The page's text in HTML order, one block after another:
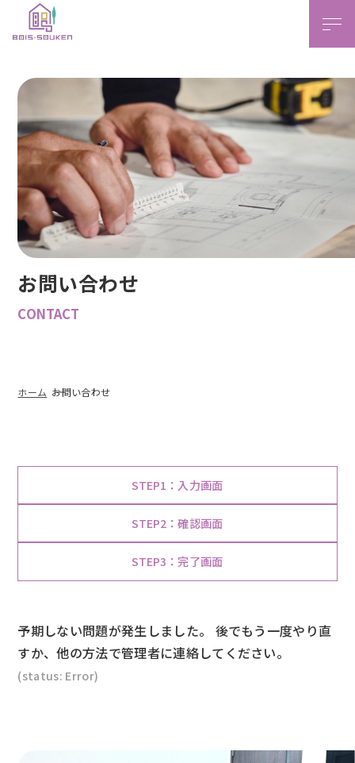
お問い合わせ
CONTACT
ホーム お問い合わせ
1 入力画面現
在
示
さ
て
い
2 確認画面現
在
さ
れ
画
3 完了画面現
在
示
さ
予期しない問題が発生しました。 後でもう一度やり直
すか、他の方法で管理者に連絡してください。
(status: Error)